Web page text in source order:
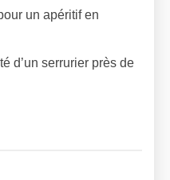
un apéritif en
d’un serrurier près de